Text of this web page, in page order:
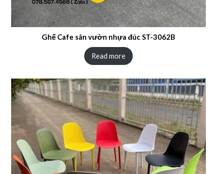
Ghế Cafe sân vườn nhựa đúc ST-3062B
Read more